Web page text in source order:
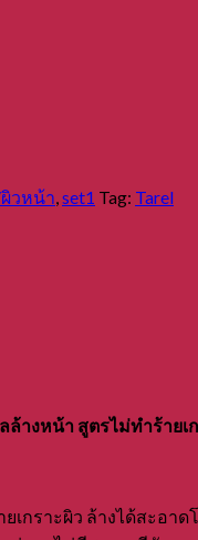
วหน้า,set1 Tag: Tarel
ล้างหน้า สูตรไม่ทำร้ายเ
เกราะผิว ล้างได้สะอา